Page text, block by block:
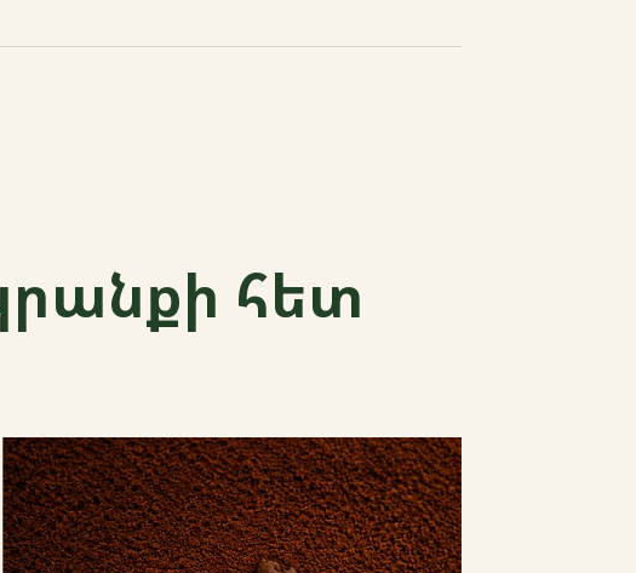
հետ